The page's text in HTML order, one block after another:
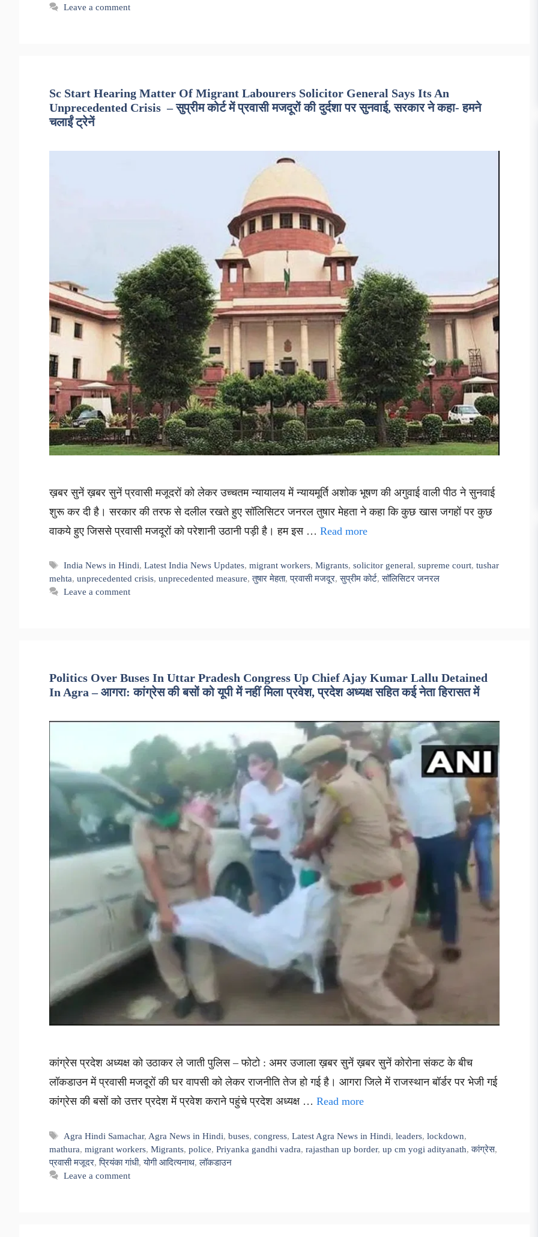
Leave a comment
Sc Start Hearing Matter Of Migrant Labourers Solicitor General Says Its An
Unprecedented Crisis – सुप्रीम कोर्ट में प्रवासी मजदूरों की दुर्दशा पर सुनवाई, सरकार ने कहा- हमने
चलाईं ट्रेनें
ख़बर सुनें ख़बर सुनें प्रवासी मजूदरों को लेकर उच्चतम न्यायालय में न्यायमूर्ति अशोक भूषण की अगुवाई वाली पीठ ने सुनवाई
शुरू कर दी है। सरकार की तरफ से दलील रखते हुए सॉलिसिटर जनरल तुषार मेहता ने कहा कि कुछ खास जगहों पर कुछ
वाकये हुए जिससे प्रवासी मजदूरों को परेशानी उठानी पड़ी है। हम इस … Read more
Tags
India News in Hindi,Latest India News Updates,migrant workers,Migrants,solicitor general,supreme court,tushar
mehta, unprecedented crisis, unprecedented measure,तुषार मेहता,प्रवासी मजदूर,सुप्रीम कोर्ट,सॉलिसिटर जनरल
Leave a comment
Politics Over Buses In Uttar Pradesh Congress Up Chief Ajay Kumar Lallu Detained
In Agra – आगरा: कांग्रेस की बसों को यूपी में नहीं मिला प्रवेश, प्रदेश अध्यक्ष सहित कई नेता हिरासत में
कांग्रेस प्रदेश अध्यक्ष को उठाकर ले जाती पुलिस – फोटो : अमर उजाला ख़बर सुनें ख़बर सुनें कोरोना संकट के बीच
लॉकडाउन में प्रवासी मजदूरों की घर वापसी को लेकर राजनीति तेज हो गई है। आगरा जिले में राजस्थान बॉर्डर पर भेजी गई
कांग्रेस की बसों को उत्तर प्रदेश में प्रवेश कराने पहुंचे प्रदेश अध्यक्ष … Read more
Tags
Agra Hindi Samachar, Agra News in Hindi,buses,congress,Latest Agra News in Hindi,leaders,lockdown,
mathura, migrant workers, Migrants, police, Priyanka gandhi vadra, rajasthan up border, up cm yogi adityanath,कांग्रेस,
प्रवासी मजूदर,प्रियंका गांधी,योगी आदित्यनाथ,लॉकडाउन
Leave a comment